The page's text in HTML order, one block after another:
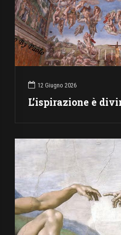
12 Giugno 2026
L’ispirazione è